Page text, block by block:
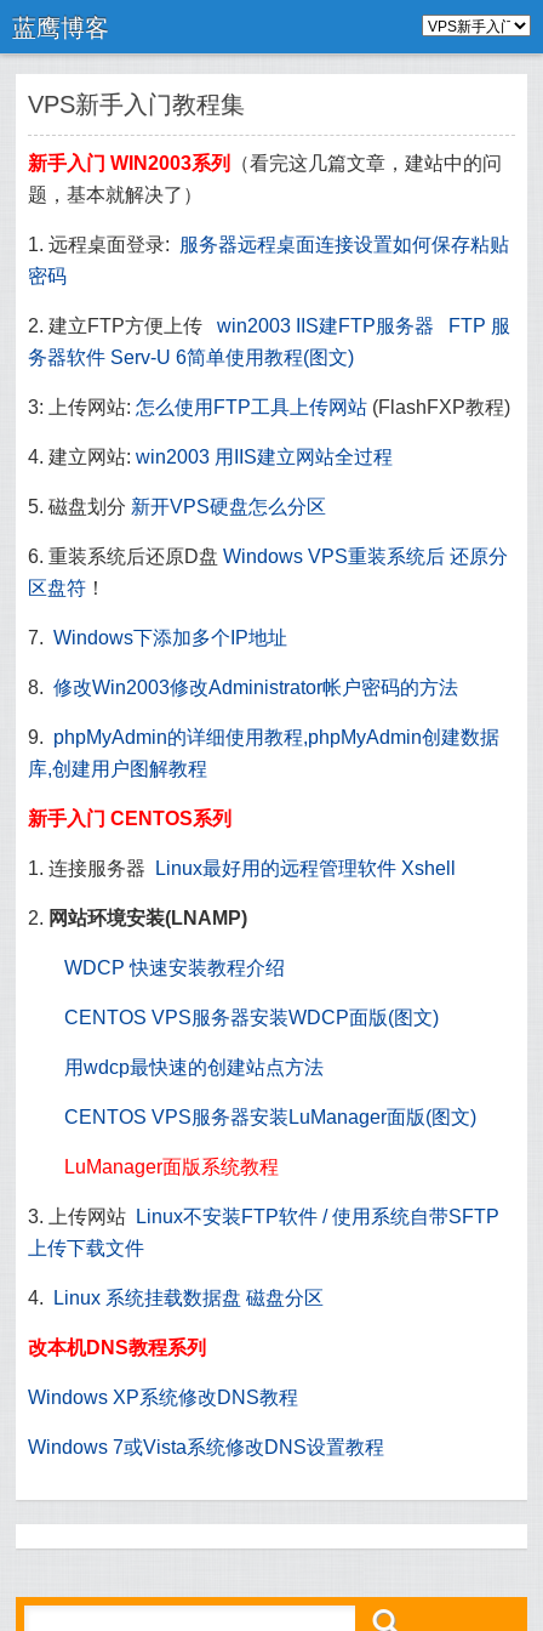
蓝鹰博客
VPS新手入门教程集
新手入门 WIN2003系列
（看完这几篇文章，建站中的问
题，基本就解决了）
1. 远程桌面登录: 服务器远程桌面连接设置如何保存粘贴
密码
2. 建立FTP方便上传win2003 IIS建FTP服务器
FTP 服
务器软件 Serv-U 6简单使用教程(图文)
3: 上传网站:怎么使用FTP工具上传网站 (FlashFXP教程)
4. 建立网站:win2003 用IIS建立网站全过程
5. 磁盘划分 新开VPS硬盘怎么分区
6. 重装系统后还原D盘Windows VPS重装系统后 还原分
区盘符 ！
7.Windows下添加多个IP地址
8.修改Win2003修改Administrator帐户密码的方法
9. phpMyAdmin的详细使用教程,phpMyAdmin创建数据
库,创建用户图解教程
新手入门 CENTOS系列
1. 连接服务器 Linux最好用的远程管理软件 Xshell
2. 网站环境安装(LNAMP)
WDCP 快速安装教程介绍
CENTOS VPS服务器安装WDCP面版(图文)
用wdcp最快速的创建站点方法
CENTOS VPS服务器安装LuManager面版(图文)
LuManager面版系统教程
3. 上传网站
Linux不安装FTP软件 / 使用系统自带SFTP
上传下载文件
4. Linux 系统挂载数据盘 磁盘分区
改本机DNS教程系列
Windows XP系统修改DNS教程
Windows 7或Vista系统修改DNS设置教程
ő